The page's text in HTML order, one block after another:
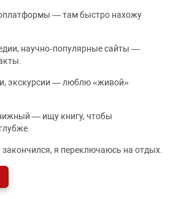
— там быстро нахожу
научно‑популярные сайты —
экскурсии — люблю «живой»
— ищу книгу, чтобы
я переключаюсь на отдых.